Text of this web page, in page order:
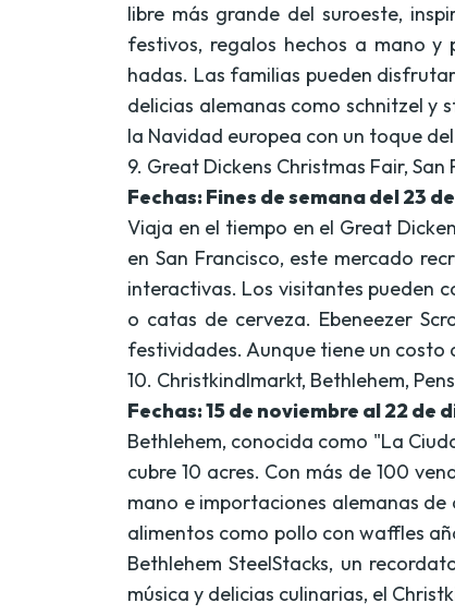
libre más grande del suroeste,
festivos, regalos hechos a mano
hadas. Las familias pueden
delicias alemanas como schnitzel y
la Navidad europea con un toque
9. Great Dickens Christmas Fair,
Fechas: Fines de semana del 23
Viaja en el tiempo en el Great
en San Francisco, este mercado
interactivas. Los visitantes pueden
o catas de cerveza. Ebeneezer
festividades. Aunque tiene un
10. Christkindlmarkt, Bethlehem,
Fechas: 15 de noviembre al 22 de
Bethlehem, conocida como "La
cubre 10 acres. Con más de 100
mano e importaciones alemanas
alimentos como pollo con waffles
Bethlehem SteelStacks, un
música y delicias culinarias, el